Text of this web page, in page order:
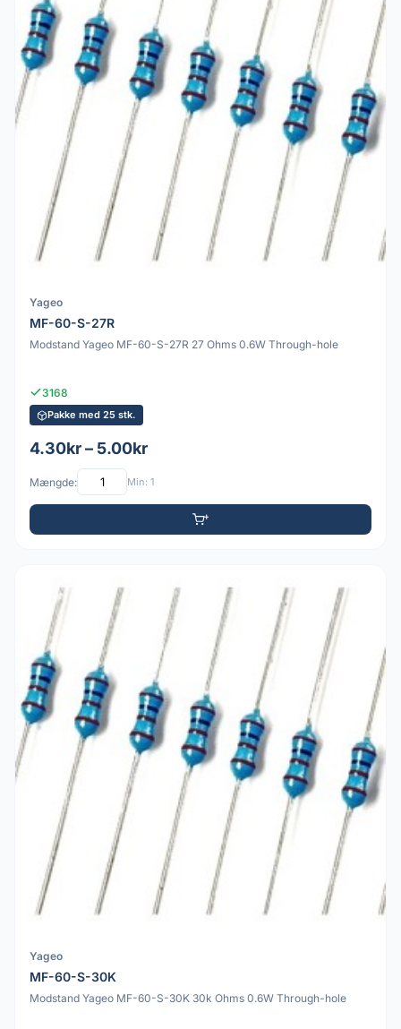
Yageo
MF-60-S-27R
Modstand Yageo MF-60-S-27R 27 Ohms 0.6W Through-hole
3168
Pakke med 25 stk.
4.30kr – 5.00kr
Mængde: Min: 1
Yageo
MF-60-S-30K
Modstand Yageo MF-60-S-30K 30k Ohms 0.6W Through-hole